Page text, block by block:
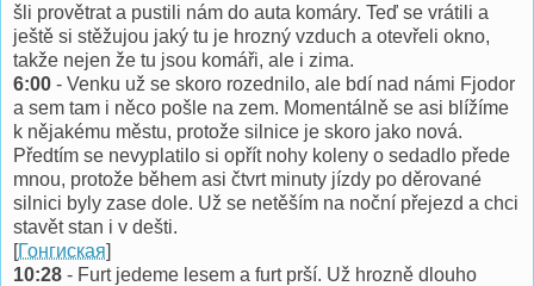
šli provětrat a pustili nám do auta komáry. Teď se vrátili a
ještě si stěžujou jaký tu je hrozný vzduch a otevřeli okno,
takže nejen že tu jsou komáři, ale i zima.
6:00 - Venku už se skoro rozednilo, ale bdí nad námi Fjodor
a sem tam i něco pošle na zem. Momentálně se asi blížíme
k nějakému městu, protože silnice je skoro jako nová.
Předtím se nevyplatilo si opřít nohy koleny o sedadlo přede
mnou, protože během asi čtvrt minuty jízdy po děrované
silnici byly zase dole. Už se netěším na noční přejezd a chci
stavět stan i v dešti.
[Гонгиская]
10:28 - Furt jedeme lesem a furt prší. Už hrozně dlouho